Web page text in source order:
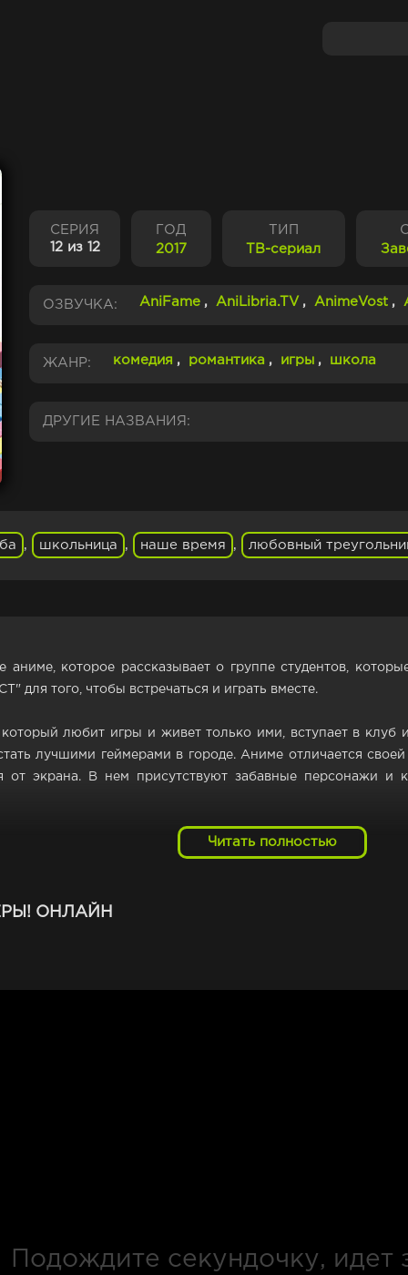
СЕРИЯ
12 из 12
ГОД
2017
ТИП
ТВ-сериал
ОЗВУЧКА: AniFame , AniLibria.TV , AnimeVost ,
ЖАНР: комедия , романтика , игры , школа
ДРУГИЕ НАЗВАНИЯ:
, школьница , наше время , любовный
аниме, которое рассказывает о группе студентов,
для того, чтобы встречаться и играть вместе.
любит игры и живет только ими, вступает в клуб
лучшими геймерами в городе. Аниме отличается
от экрана. В нем присутствуют забавные персонажи
затрагивает серьезные темы, такие как дружба,
Читать полностью
ОНЛАЙН